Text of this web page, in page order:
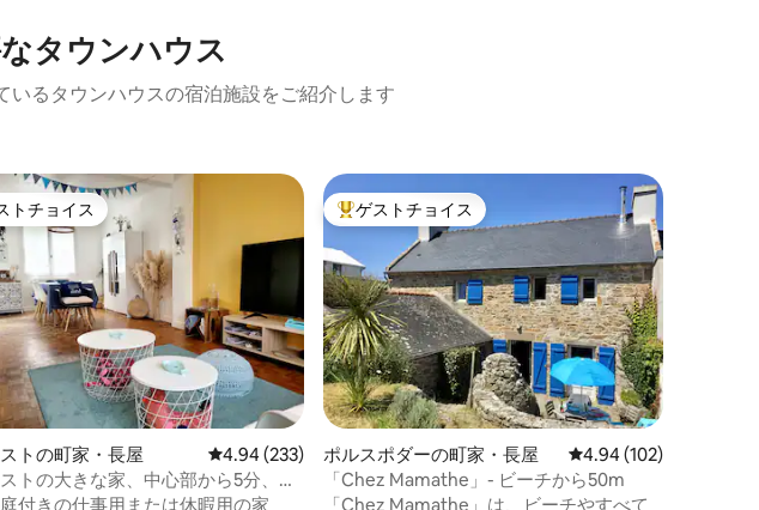
タウンハウス
るタウンハウスの宿泊施設をご紹介します
星中4.96つ星の平均評価
トチョイス
トチョイス
トの町家・長屋 レビュー233件、5つ星中4.94つ星の平均評価
4.94 (233)
トの大きな家、中心部から5分、海
分付きの仕事用または休暇用の家
大好評のゲストチョイスです。
ゲストチョイス
ポルスポダーの町家・長屋 レビュー102件、5つ
4.94 (102)
「Chez Mamathe」- ビーチから50m
「Chez Mamathe」は、ビーチやすべて